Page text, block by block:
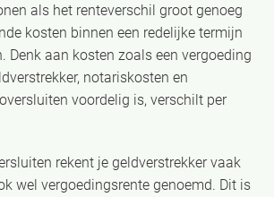
als het renteverschil groot genoeg
kosten binnen een redelijke termijn
Denk aan kosten zoals een vergoeding
notariskosten en
voordelig is, verschilt per
rekent je geldverstrekker vaak
wel vergoedingsrente genoemd. Dit is